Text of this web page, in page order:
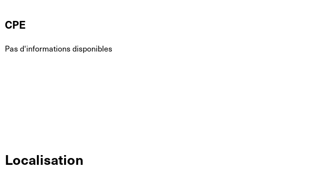
CPE
Pas d'informations disponibles
Localisation